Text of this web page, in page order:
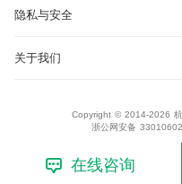
隐私与安全
关于我们
Copyright © 2014-2026
浙公网安备
在线咨询